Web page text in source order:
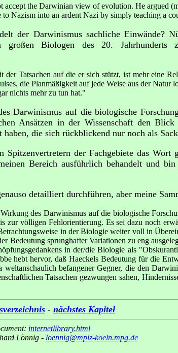
the Darwinian view of evolution. He argued
Nazism into an ardent Nazi by simply teaching a
der Darwinismus sachliche Einwände?
Biologen des 20. Jahrhunderts
Tatsachen auf die er sich stützt, ist mehr eine
die Planmäßigkeit auf jede Weise aus der Natur
nichts mehr zu tun hat."
Darwinismus auf die biologische
Ansätzen in der Wissenschaft den
die sich rückblickend nur noch als
der Fachgebiete das Wort
Bereich ausführlich behandelt und
detailliert durchführen, aber meine
des Darwinismus auf die biologische
völligen Fehlorientierung. Es sei dazu noch
in der Biologie weiter voll in
sprunghafter Variationen zu eng
in der/die Biologie als
hebt hervor, daß Haeckels Bedeutung für die
befangener Gegner, die den
Tatsachen gezwungen sahen,
- nächstes Kapitel
internetlibrary.html
Lönnig - loennig@mpiz-koeln.mpg.de